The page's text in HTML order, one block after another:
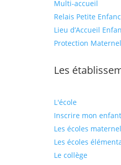
Multi-accueil
Relais Petite
Lieu d’Accueil
Protection
Les
L'école
Inscrire mon enfant
Les écoles
Les écoles
Le collège